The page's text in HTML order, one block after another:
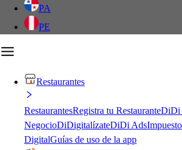
PA
PE
Restaurantes
RestaurantesRegistra tu RestauranteDiDi
NegocioDiDigitalízateDiDi Ads
DigitalGuías de uso de la app